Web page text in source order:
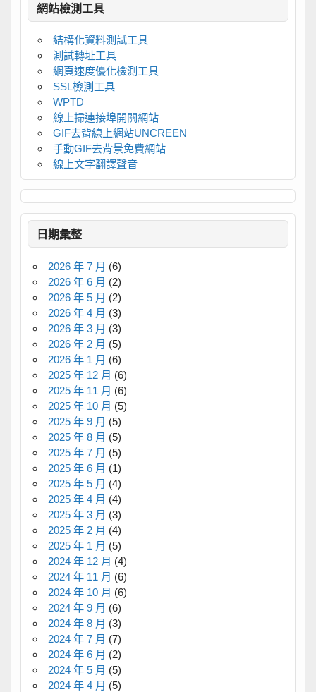
網站檢測工具
結構化資料測試工具
測試轉址工具
網頁速度優化檢測工具
SSL檢測工具
WPTD
線上掃連接埠開關網站
GIF去背線上網站UNCREEN
手動GIF去背景免費網站
線上文字翻譯聲音
日期彙整
2026 年 7 月 (6)
2026 年 6 月 (2)
2026 年 5 月 (2)
2026 年 4 月 (3)
2026 年 3 月 (3)
2026 年 2 月 (5)
2026 年 1 月 (6)
2025 年 12 月 (6)
2025 年 11 月 (6)
2025 年 10 月 (5)
2025 年 9 月 (5)
2025 年 8 月 (5)
2025 年 7 月 (5)
2025 年 6 月 (1)
2025 年 5 月 (4)
2025 年 4 月 (4)
2025 年 3 月 (3)
2025 年 2 月 (4)
2025 年 1 月 (5)
2024 年 12 月 (4)
2024 年 11 月 (6)
2024 年 10 月 (6)
2024 年 9 月 (6)
2024 年 8 月 (3)
2024 年 7 月 (7)
2024 年 6 月 (2)
2024 年 5 月 (5)
2024 年 4 月 (5)